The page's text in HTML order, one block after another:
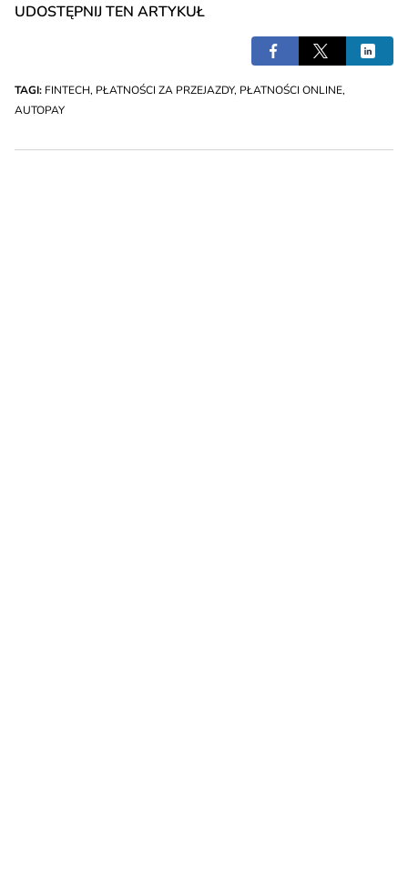
UDOSTĘPNIJ TEN ARTYKUŁ
TAGI: FINTECH, PŁATNOŚCI ZA PRZEJAZDY, PŁATNOŚCI ONLINE,
AUTOPAY